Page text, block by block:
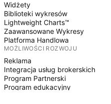
Widżety
Biblioteki wykresów
Lightweight Charts™
Zaawansowane Wykresy
Platforma Handlowa
MOŻLIWOŚCI ROZWOJU
Reklama
Integracja usług brokerskich
Program Partnerski
Program edukacyjny